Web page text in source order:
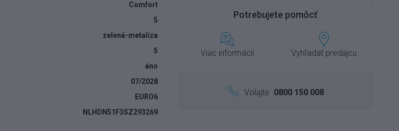
Potrebujete pomôcť
Viac informácií Vyhľadať predajcu
Volajte 0800 150 008
Comfort
5
zelená-metalíza
5
áno
07/2028
EURO6
NLHDN51F3SZ293269